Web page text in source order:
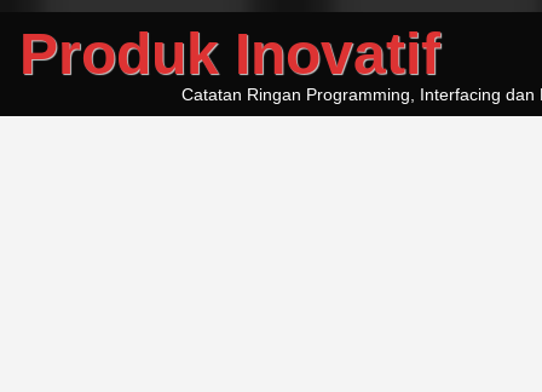
Produk Inovatif
Catatan Ringan Programming, Interfacing dan